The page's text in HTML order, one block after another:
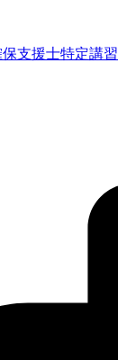
支援士特定講習